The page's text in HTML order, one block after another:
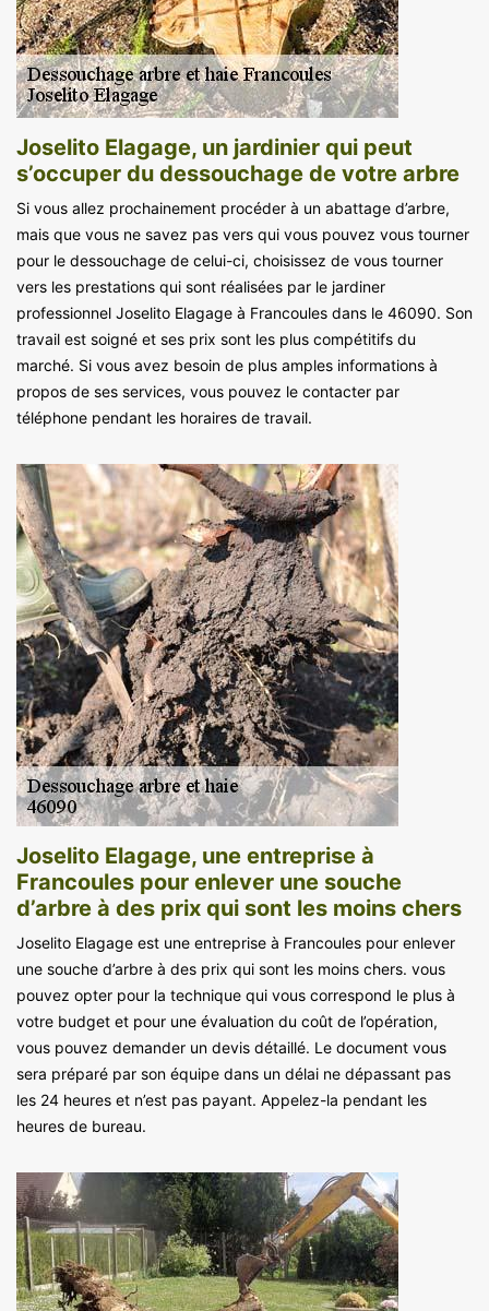
Joselito Elagage, un jardinier qui peut
s’occuper du dessouchage de votre arbre
Si vous allez prochainement procéder à un abattage d’arbre,
mais que vous ne savez pas vers qui vous pouvez vous tourner
pour le dessouchage de celui-ci, choisissez de vous tourner
vers les prestations qui sont réalisées par le jardiner
professionnel Joselito Elagage à Francoules dans le 46090. Son
travail est soigné et ses prix sont les plus compétitifs du
marché. Si vous avez besoin de plus amples informations à
propos de ses services, vous pouvez le contacter par
téléphone pendant les horaires de travail.
Joselito Elagage, une entreprise à
Francoules pour enlever une souche
d’arbre à des prix qui sont les moins chers
Joselito Elagage est une entreprise à Francoules pour enlever
une souche d’arbre à des prix qui sont les moins chers. vous
pouvez opter pour la technique qui vous correspond le plus à
votre budget et pour une évaluation du coût de l’opération,
vous pouvez demander un devis détaillé. Le document vous
sera préparé par son équipe dans un délai ne dépassant pas
les 24 heures et n’est pas payant. Appelez-la pendant les
heures de bureau.